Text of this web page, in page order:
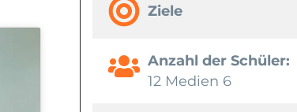
Ziele
Anzahl der Schüler:
12 Medien 6